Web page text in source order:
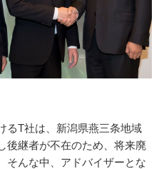
るT社は、新潟県燕三条地域
後継者が不在のため、将来廃
そんな中、アドバイザーとな